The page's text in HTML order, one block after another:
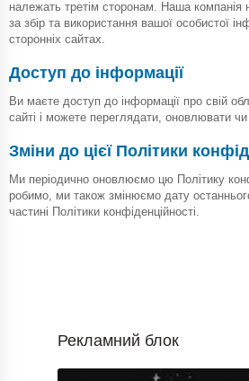
належать третім сторонам. Наша компанія
за збір та використання вашої особистої
сторонніх сайтах.
Доступ до інформації
Ви маєте доступ до інформації про свій
сайті і можете переглядати, оновлювати
Зміни до цієї Політики
Ми періодично оновлюємо цю Політику
робимо, ми також змінюємо дату
частині Політики конфіденційності.
Рекламний блок